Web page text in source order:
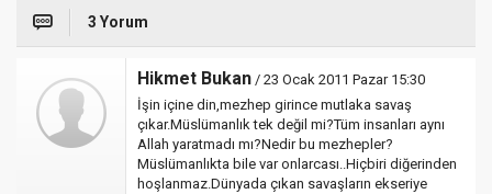
3 Yorum
Hikmet Bukan / 23 Ocak 2011 Pazar 15:30
İşin içine din,mezhep girince mutlaka savaş
çıkar.Müslümanlık tek değil mi?Tüm insanları aynı
Allah yaratmadı mı?Nedir bu mezhepler?
Müslümanlıkta bile var onlarcası..Hiçbiri diğerinden
hoşlanmaz.Dünyada çıkan savaşların ekseriye